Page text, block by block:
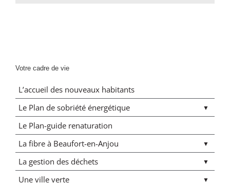
Votre cadre de vie
L’accueil des nouveaux habitants
Le Plan de sobriété énergétique
Le Plan-guide renaturation
La fibre à Beaufort-en-Anjou
La gestion des déchets
Une ville verte